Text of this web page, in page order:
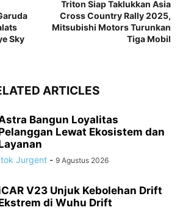
Sky
Triton Siap Taklukkan Asia
Cross Country Rally 2025,
Mitsubishi Motors Turunkan
Tiga Mobil
ARTICLES
Bangun Loyalitas
Lewat Ekosistem dan
Jurgent - 9 Agustus 2026
V23 Unjuk Kebolehan Drift
di Wuhu Drift